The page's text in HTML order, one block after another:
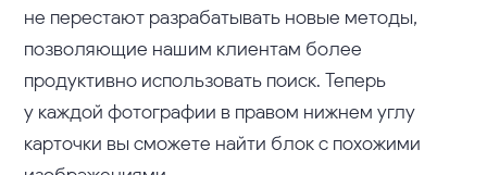
не перестают разрабатывать новые методы,
позволяющие нашим клиентам более
продуктивно использовать поиск. Теперь
у каждой фотографии в правом нижнем углу
карточки вы сможете найти блок с похожими